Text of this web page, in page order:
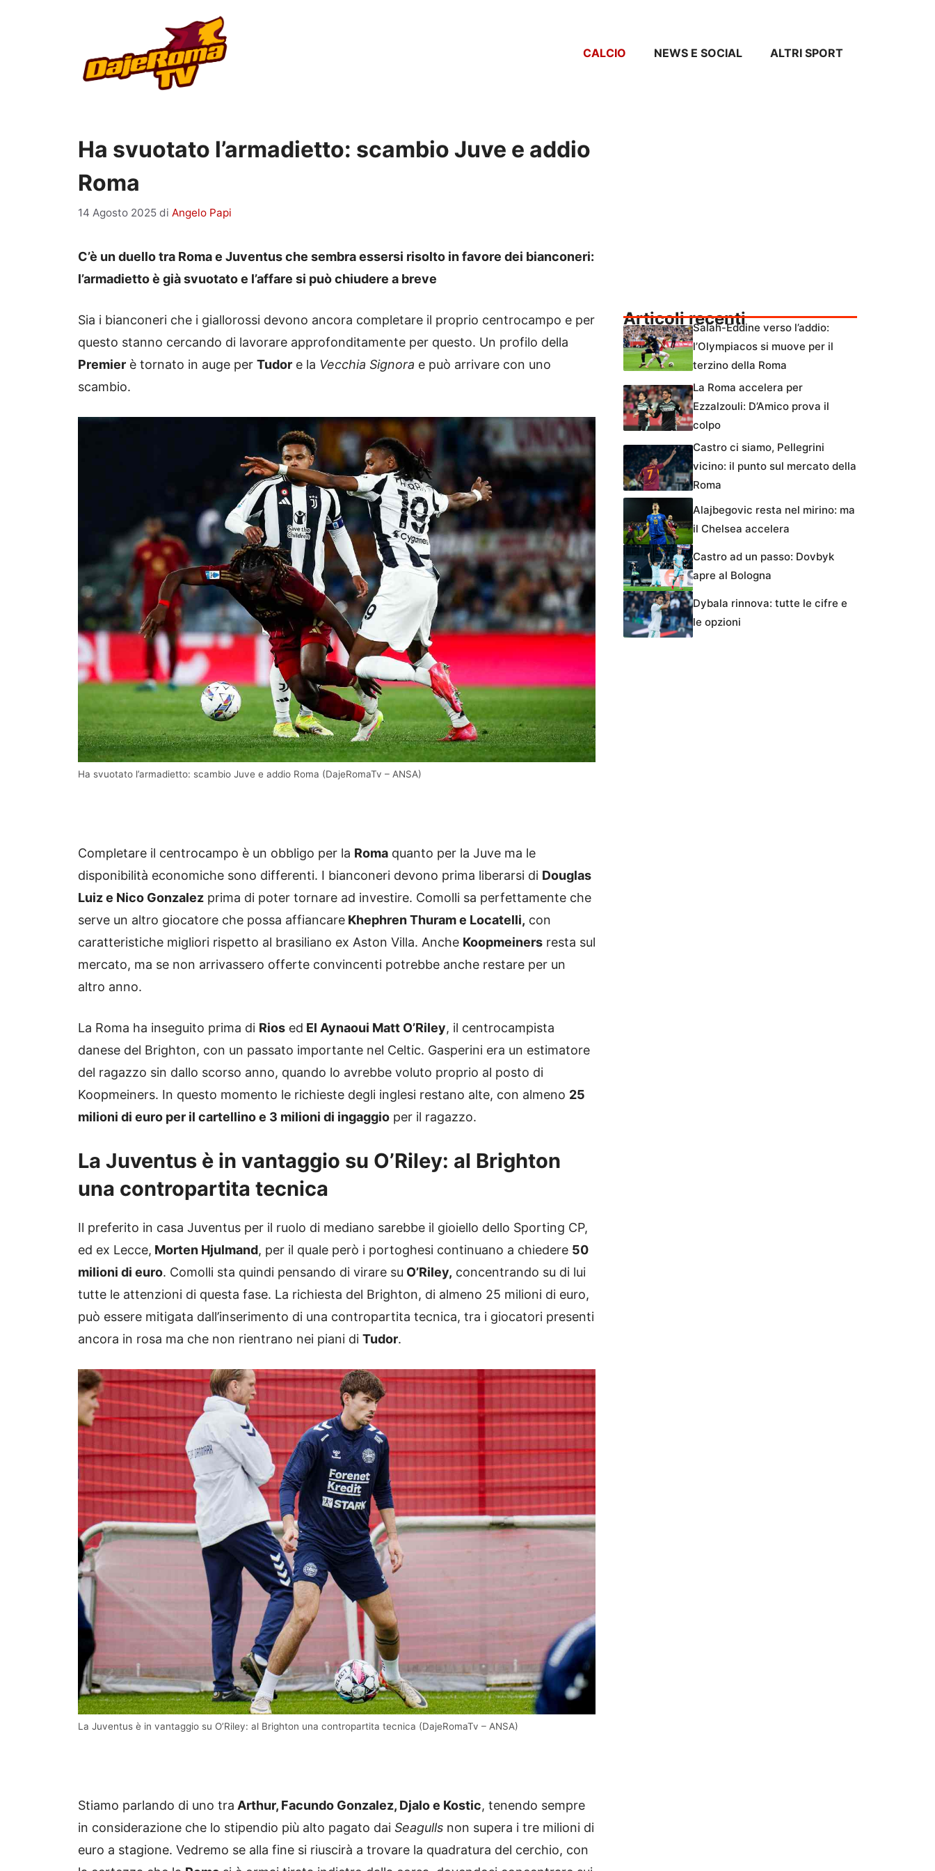
CALCIO NEWS E SOCIAL ALTRI SPORT
Ha svuotato l’armadietto: scambio Juve e addio
Roma
14 Agosto 2025 di Angelo Papi
C’è un duello tra Roma e Juventus che sembra essersi risolto in favore dei bianconeri:
l’armadietto è già svuotato e l’affare si può chiudere a breve
Sia i bianconeri che i giallorossi devono ancora completare il proprio centrocampo e per
questo stanno cercando di lavorare approfonditamente per questo. Un profilo della
Premier è tornato in auge per Tudor e la Vecchia Signora e può arrivare con uno
scambio.
Ha svuotato l’armadietto: scambio Juve e addio Roma (DajeRomaTv – ANSA)
Completare il centrocampo è un obbligo per la Roma quanto per la Juve ma le
disponibilità economiche sono differenti. I bianconeri devono prima liberarsi di Douglas
Luiz e Nico Gonzalez prima di poter tornare ad investire. Comolli sa perfettamente che
serve un altro giocatore che possa affiancare Khephren Thuram e Locatelli, con
caratteristiche migliori rispetto al brasiliano ex Aston Villa. Anche Koopmeiners resta sul
mercato, ma se non arrivassero offerte convincenti potrebbe anche restare per un
altro anno.
La Roma ha inseguito prima di Rios ed El Aynaoui Matt O’Riley, il centrocampista
danese del Brighton, con un passato importante nel Celtic. Gasperini era un estimatore
del ragazzo sin dallo scorso anno, quando lo avrebbe voluto proprio al posto di
Koopmeiners. In questo momento le richieste degli inglesi restano alte, con almeno 25
milioni di euro per il cartellino e 3 milioni di ingaggio per il ragazzo.
La Juventus è in vantaggio su O’Riley: al Brighton
una contropartita tecnica
Il preferito in casa Juventus per il ruolo di mediano sarebbe il gioiello dello Sporting CP,
ed ex Lecce, Morten Hjulmand, per il quale però i portoghesi continuano a chiedere 50
milioni di euro. Comolli sta quindi pensando di virare su O’Riley, concentrando su di lui
tutte le attenzioni di questa fase. La richiesta del Brighton, di almeno 25 milioni di euro,
può essere mitigata dall’inserimento di una contropartita tecnica, tra i giocatori presenti
ancora in rosa ma che non rientrano nei piani di Tudor.
La Juventus è in vantaggio su O’Riley: al Brighton una contropartita tecnica (DajeRomaTv – ANSA)
Stiamo parlando di uno tra Arthur, Facundo Gonzalez, Djalo e Kostic, tenendo sempre
in considerazione che lo stipendio più alto pagato dai Seagulls non supera i tre milioni di
euro a stagione. Vedremo se alla fine si riuscirà a trovare la quadratura del cerchio, con
Articoli recentiSalah-Eddine verso l’addio:
l’Olympiacos si muove per il
terzino della Roma
La Roma accelera per
Ezzalzouli: D’Amico prova il
colpo
Castro ci siamo, Pellegrini
vicino: il punto sul mercato della
Roma
Alajbegovic resta nel mirino: ma
il Chelsea accelera
Castro ad un passo: Dovbyk
apre al Bologna
Dybala rinnova: tutte le cifre e
le opzioni